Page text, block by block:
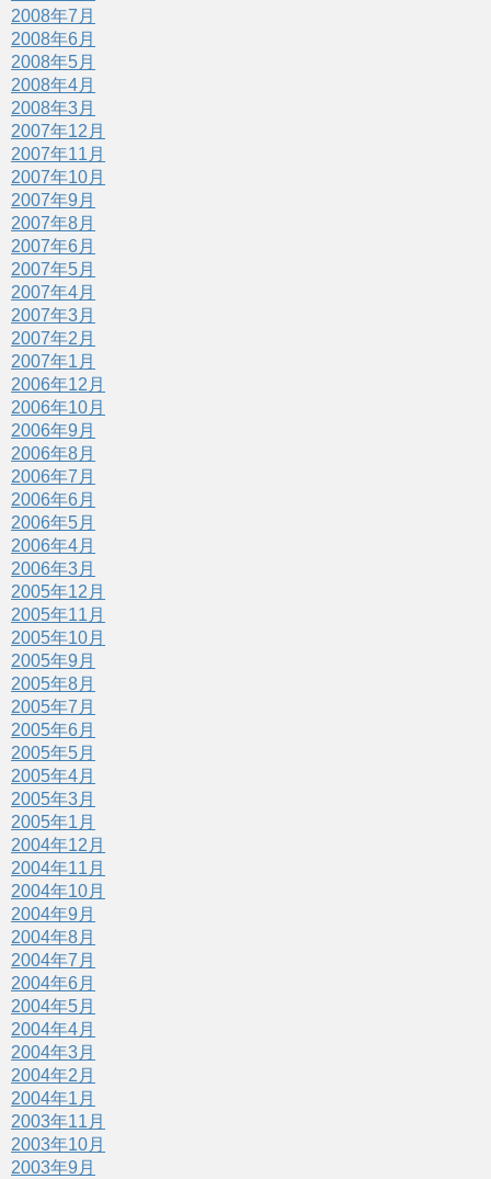
2008年7月
2008年6月
2008年5月
2008年4月
2008年3月
2007年12月
2007年11月
2007年10月
2007年9月
2007年8月
2007年6月
2007年5月
2007年4月
2007年3月
2007年2月
2007年1月
2006年12月
2006年10月
2006年9月
2006年8月
2006年7月
2006年6月
2006年5月
2006年4月
2006年3月
2005年12月
2005年11月
2005年10月
2005年9月
2005年8月
2005年7月
2005年6月
2005年5月
2005年4月
2005年3月
2005年1月
2004年12月
2004年11月
2004年10月
2004年9月
2004年8月
2004年7月
2004年6月
2004年5月
2004年4月
2004年3月
2004年2月
2004年1月
2003年11月
2003年10月
2003年9月